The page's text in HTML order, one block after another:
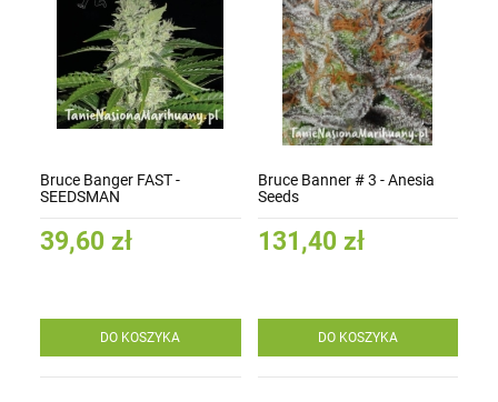
Bruce Banger FAST -
SEEDSMAN
39,60 zł
DO KOSZYKA
Bruce Banner # 3 - Anesia
Seeds
131,40 zł
DO KOSZYKA